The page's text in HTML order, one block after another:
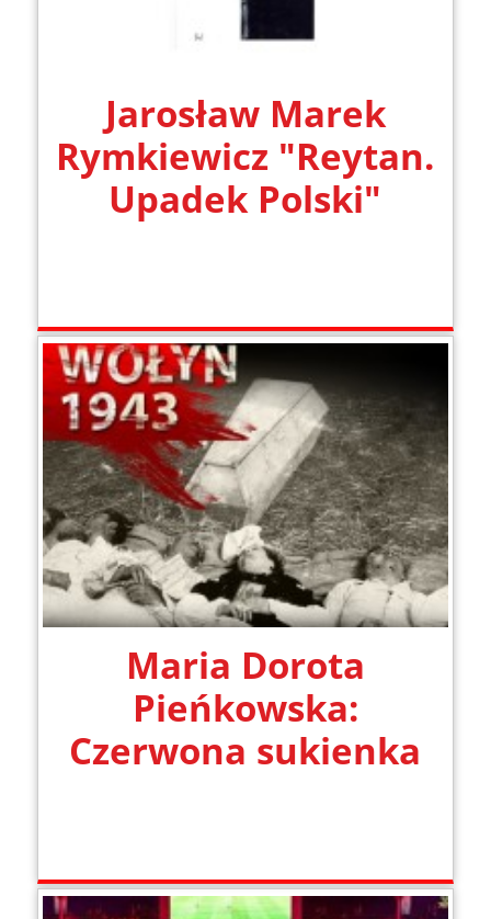
Jarosław Marek
Rymkiewicz "Reytan.
Upadek Polski"
Maria Dorota
Pieńkowska:
Czerwona sukienka